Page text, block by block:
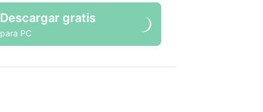
Descargar gratis
para PC